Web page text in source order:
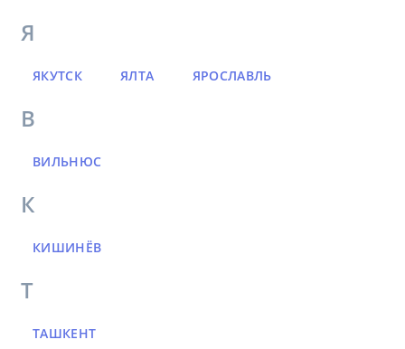
Я
ЯКУТСК ЯЛТА ЯРОСЛАВЛЬ
В
ВИЛЬНЮС
К
КИШИНЁВ
Т
ТАШКЕНТ